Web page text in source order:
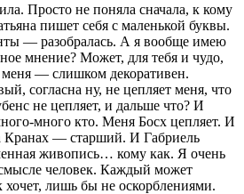
Просто не поняла сначала, к кому
пишет себя с маленькой буквы.
— разобралась. А я вообще имею
мнение? Может, для тебя и чудо,
— слишком декоративен.
согласна ну, не цепляет меня, что
не цепляет, и дальше что? И
много кто. Меня Босх цепляет. И
Кранах — старший. И Габриель
живопись… кому как. Я очень
человек. Каждый может
хочет, лишь бы не оскорблениями.